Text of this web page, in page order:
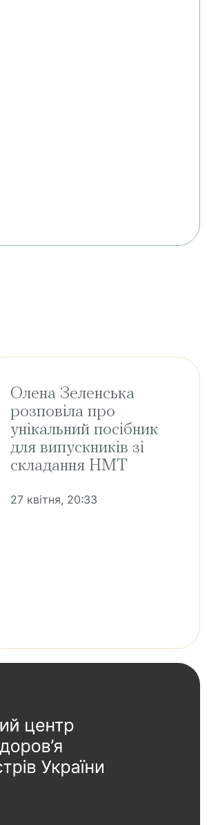
Олена Зеленська
розповіла про
унікальний посібник
для випускників зі
складання НМТ
27 квітня, 20:33